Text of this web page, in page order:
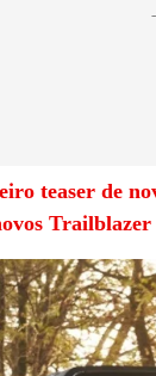
teaser de
Trailblazer